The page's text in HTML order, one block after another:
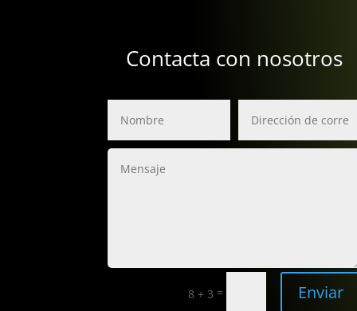
Contacta con nosotros
8 + 3 = Enviar